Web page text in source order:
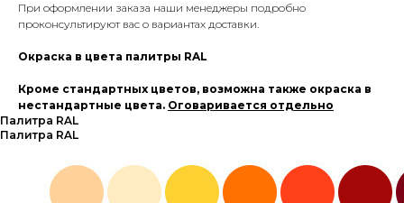
При оформлении заказа наши менеджеры подробно
проконсультируют вас о вариантах доставки.
Окраска в цвета палитры RAL
Кроме стандартных цветов, возможна также окраска в
нестандартные цвета. Оговаривается отдельно
Палитра RAL
Палитра RAL